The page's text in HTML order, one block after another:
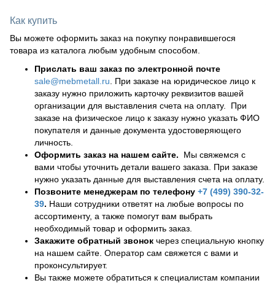
Как купить
Вы можете оформить заказ на покупку понравившегося
товара из каталога любым удобным способом.
Прислать ваш заказ по электронной почте
sale@mebmetall.ru . При заказе на юридическое лицо к
заказу нужно приложить карточку реквизитов вашей
организации для выставления счета на оплату. При
заказе на физическое лицо к заказу нужно указать ФИО
покупателя и данные документа удостоверяющего
личность.
Оформить заказ на нашем сайте. Мы свяжемся с
вами чтобы уточнить детали вашего заказа. При заказе
нужно указать данные для выставления счета на оплату.
Позвоните менеджерам по телефону +7 (499) 390-32-
39. Наши сотрудники ответят на любые вопросы по
ассортименту, а также помогут вам выбрать
необходимый товар и оформить заказ.
Закажите обратный звонок через специальную кнопку
на нашем сайте. Оператор сам свяжется с вами и
проконсультирует.
Вы также можете обратиться к специалистам компании